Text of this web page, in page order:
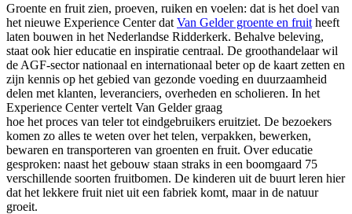
Groente en fruit zien, proeven, ruiken en voelen: dat is het doel van
het nieuwe Experience Center dat Van Gelder groente en fruit heeft
laten bouwen in het Nederlandse Ridderkerk. Behalve beleving,
staat ook hier educatie en inspiratie centraal. De groothandelaar wil
de AGF-sector nationaal en internationaal beter op de kaart zetten en
zijn kennis op het gebied van gezonde voeding en duurzaamheid
delen met klanten, leveranciers, overheden en scholieren. In het
Experience Center vertelt Van Gelder graag
hoe het proces van teler tot eindgebruikers eruitziet. De bezoekers
komen zo alles te weten over het telen, verpakken, bewerken,
bewaren en transporteren van groenten en fruit. Over educatie
gesproken: naast het gebouw staan straks in een boomgaard 75
verschillende soorten fruitbomen. De kinderen uit de buurt leren hier
dat het lekkere fruit niet uit een fabriek komt, maar in de natuur
groeit.